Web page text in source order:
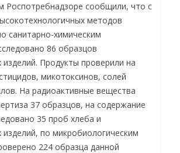
Роспотребнадзоре сообщили, что с
методов
санитарно-химическим
86 образцов
Продукты проверили на
микотоксинов, солей
На радиоактивные вещества
37 образцов, на содержание
35 проб хлеба и
по микробиологическим
224 образца данной